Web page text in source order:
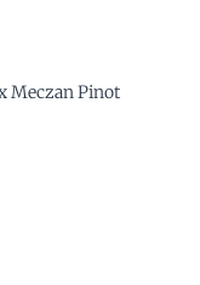
Meczan Pinot